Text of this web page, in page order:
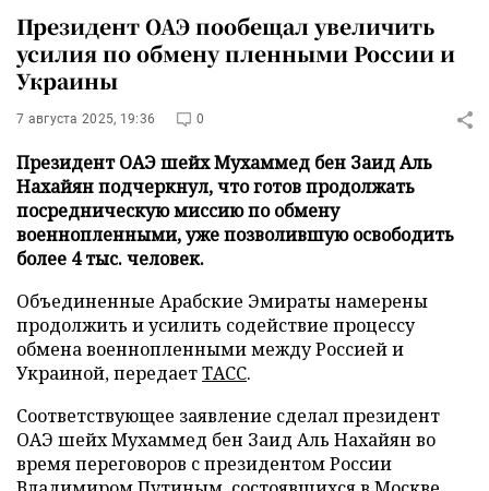
Президент ОАЭ пообещал увеличить
усилия по обмену пленными России и
Украины
7 августа 2025, 19:36 0
Президент ОАЭ шейх Мухаммед бен Заид Аль
Нахайян подчеркнул, что готов продолжать
посредническую миссию по обмену
военнопленными, уже позволившую освободить
более 4 тыс. человек.
Объединенные Арабские Эмираты намерены
продолжить и усилить содействие процессу
обмена военнопленными между Россией и
Украиной, передаетТАСС.
Соответствующее заявление сделал президент
ОАЭ шейх Мухаммед бен Заид Аль Нахайян во
время переговоров с президентом России